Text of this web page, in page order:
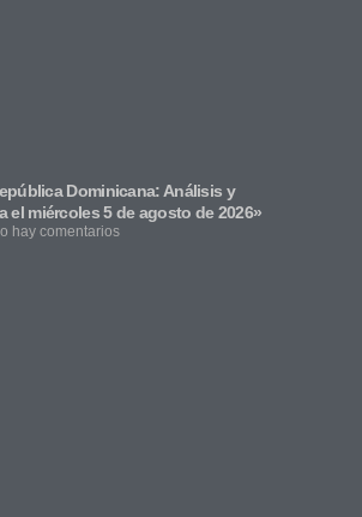
Dominicana: Análisis y
el miércoles 5 de agosto de 2026»
hay comentarios